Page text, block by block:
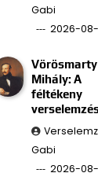
Gabi
2026-
Vörösmarty
Mihály: A
féltékeny
Gabi
2026-